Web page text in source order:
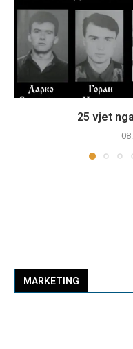
25 vjet
MARKETING